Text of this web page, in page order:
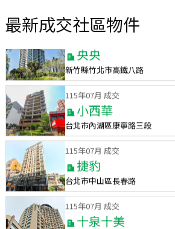
最新成交社區物件
115年07月 成交
新竹縣竹北市高鐵八路
115年07月 成交
小西華
台北市內湖區康寧路三段
115年07月 成交
捷豹
台北市中山區長春路
115年07月 成交
十泉十美
台北市北投區光明路